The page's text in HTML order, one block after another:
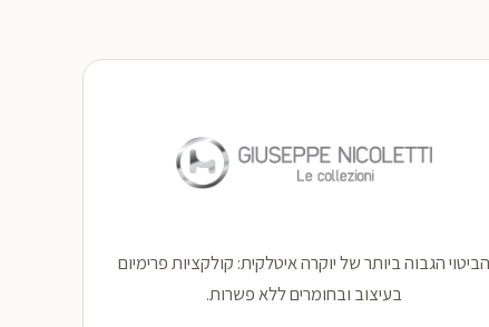
הביטוי הגבוה ביותר של יוקרה איטלקית: קולקציות פרימיום
בעיצוב ובחומרים ללא פשרות.